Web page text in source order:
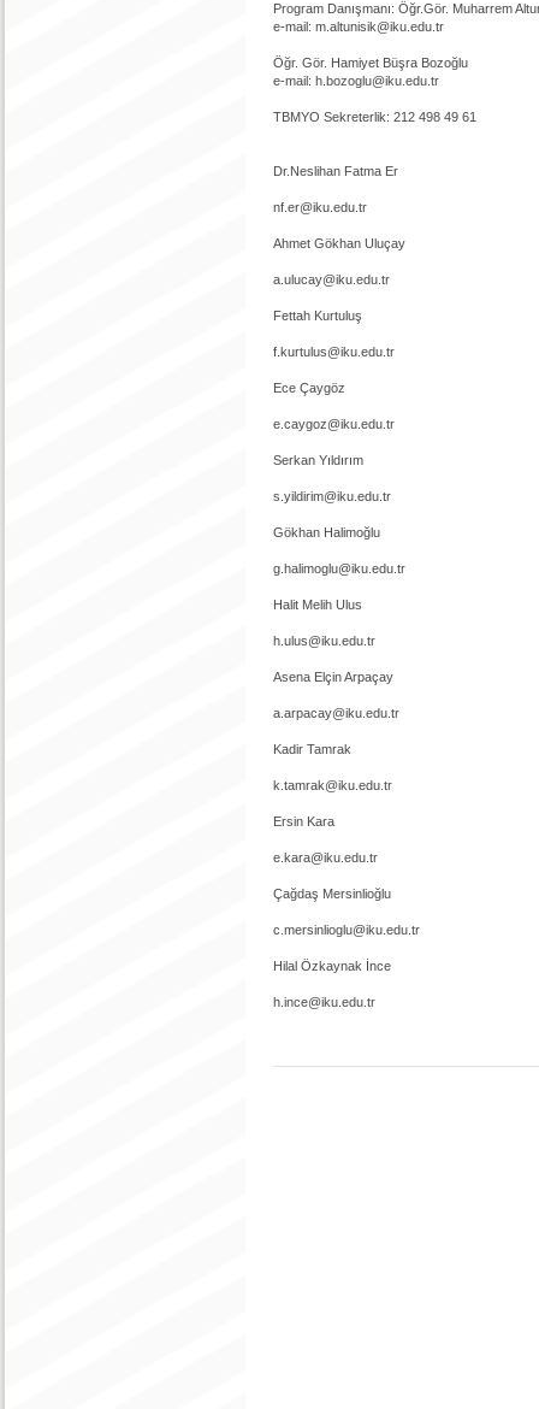
Program Danışmanı: Öğr.Gör. Muharrem
e-mail: m.altunisik@iku.edu.tr
Öğr. Gör. Hamiyet Büşra Bozoğlu
e-mail: h.bozoglu@iku.edu.tr
TBMYO Sekreterlik: 212 498 49 61
Dr.Neslihan Fatma Er
nf.er@iku.edu.tr
Ahmet Gökhan Uluçay
a.ulucay@iku.edu.tr
Fettah Kurtuluş
f.kurtulus@iku.edu.tr
Ece Çaygöz
e.caygoz@iku.edu.tr
Serkan Yıldırım
s.yildirim@iku.edu.tr
Gökhan Halimoğlu
g.halimoglu@iku.edu.tr
Halit Melih Ulus
h.ulus@iku.edu.tr
Asena Elçin Arpaçay
a.arpacay@iku.edu.tr
Kadir Tamrak
k.tamrak@iku.edu.tr
Ersin Kara
e.kara@iku.edu.tr
Çağdaş Mersinlioğlu
c.mersinlioglu@iku.edu.tr
Hilal Özkaynak İnce
h.ince@iku.edu.tr